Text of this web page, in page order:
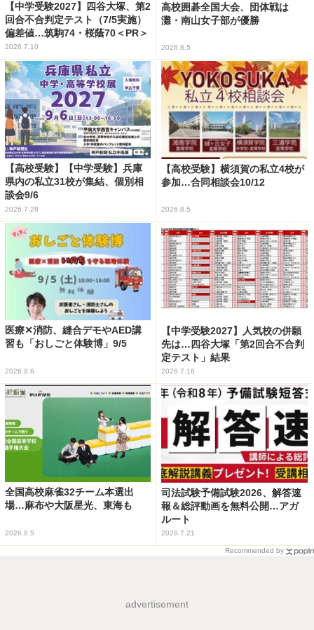
【中学受験2027】四谷大塚、第2
回合不合判定テスト（7/5実施）
偏差値…筑駒74・桜蔭70＜PR＞
2026.7.10
高校囲碁全国大会、団体戦は
灘・南山女子部が優勝
2026.8.5
【高校受験】【中学受験】兵庫
県内の私立31校が集結、個別相
談会9/6
2026.7.28
【高校受験】横須賀の私立4校が
参加…合同相談会10/12
2026.8.5
医療✕消防、縫合デモやAED講
習も「おしごと体験博」9/5
2026.8.6
【中学受験2027】人気校の併願
先は…四谷大塚「第2回合不合判
定テスト」結果
2026.7.16
全国高校麻雀32チーム本選出
場…麻布や大阪星光、東海も
2026.8.5
司法試験予備試験2026、解答速
報＆総評動画を無料公開…アガ
ルート
2026.7.21
Recommended by
advertisement